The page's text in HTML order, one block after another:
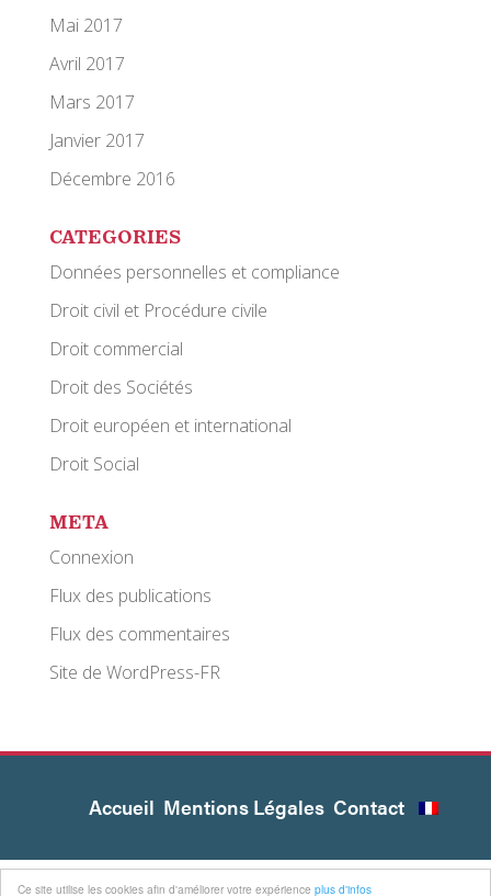
Ce site utilise les cookies afin d'améliorer votre expérience plus d'infos
Mai 2017
Avril 2017
Mars 2017
Janvier 2017
Décembre 2016
CATEGORIES
Données personnelles et compliance
Droit civil et Procédure civile
Droit commercial
Droit des Sociétés
Droit européen et international
Droit Social
META
Connexion
Flux des publications
Flux des commentaires
Site de WordPress-FR
Accueil Mentions Légales Contact